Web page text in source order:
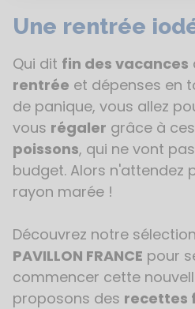
Une rentrée
Qui dit fin des vacances
rentrée et dépenses en
de panique, vous allez
vous régaler grâce à ces
poissons, qui ne vont
budget. Alors n'attendez
rayon marée !
Découvrez notre
PAVILLON FRANCE pour
commencer cette
proposons des recettes